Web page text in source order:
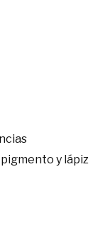
pigmento y lápiz